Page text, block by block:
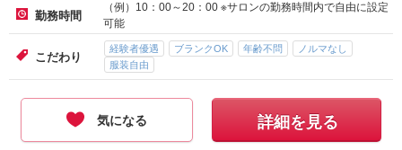
勤務時間
（例）10：00～20：00 ※サロンの勤務時間内で自由に設定
可能
こだわり
経験者優遇 ブランクOK 年齢不問
ノルマなし
服装自由
気になる 詳細を見る